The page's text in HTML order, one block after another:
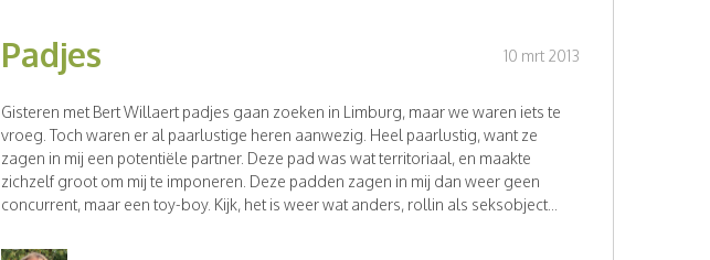
Padjes 10 mrt 2013
Gisteren met Bert Willaert padjes gaan zoeken in Limburg, maar we waren iets te
vroeg. Toch waren er al paarlustige heren aanwezig. Heel paarlustig, want ze
zagen in mij een potentiële partner. Deze pad was wat territoriaal, en maakte
zichzelf groot om mij te imponeren. Deze padden zagen in mij dan weer geen
concurrent, maar een toy-boy. Kijk, het is weer wat anders, rollin als seksobject...